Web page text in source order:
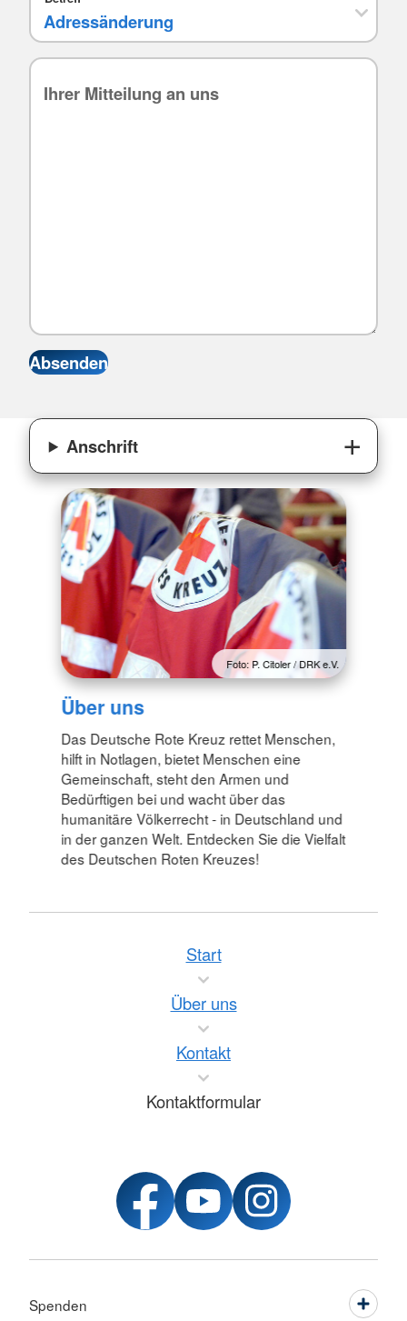
Anschrift
Foto: P. Citoler / DRK e.V.
Über uns
Das Deutsche Rote Kreuz rettet Menschen,
hilft in Notlagen, bietet Menschen eine
Gemeinschaft, steht den Armen und
Bedürftigen bei und wacht über das
humanitäre Völkerrecht - in Deutschland und
in der ganzen Welt. Entdecken Sie die Vielfalt
des Deutschen Roten Kreuzes!
Start
Über uns
Kontakt
Kontaktformular
Spenden